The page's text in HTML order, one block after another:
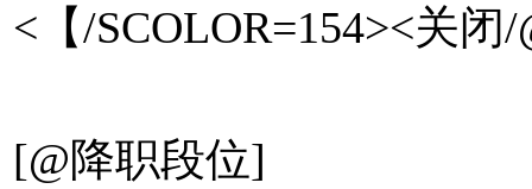
<【/SCOLOR=154><关闭
[@降职段位]